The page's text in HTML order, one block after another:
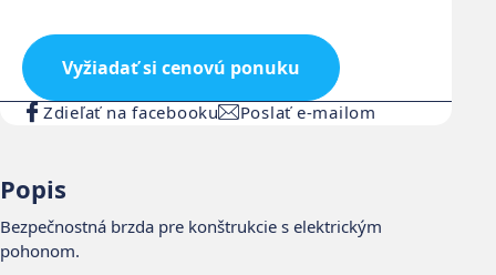
Vyžiadať si cenovú ponuku
Zdieľať na facebooku Poslať e-mailom
Popis
Bezpečnostná brzda pre konštrukcie s elektrickým
pohonom.